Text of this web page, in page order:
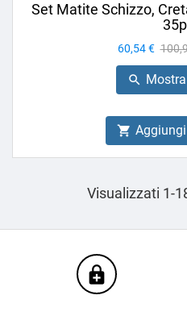
Set Matite Schizzo,
Prezzo
60,54 €
base


Visualizzati 1-
enhanced_encryption